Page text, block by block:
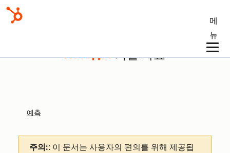
메
뉴
기술 자료
예측
주의:: 이 문서는 사용자의 편의를 위해 제공됩